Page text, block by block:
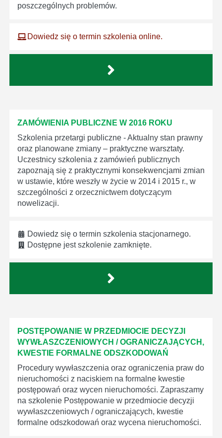
poszczególnych problemów.
Dowiedz się o termin szkolenia online.
ZAMÓWIENIA PUBLICZNE W 2016 ROKU
Szkolenia przetargi publiczne - Aktualny stan prawny
oraz planowane zmiany – praktyczne warsztaty.
Uczestnicy szkolenia z zamówień publicznych
zapoznają się z praktycznymi konsekwencjami zmian
w ustawie, które weszły w życie w 2014 i 2015 r., w
szczególności z orzecznictwem dotyczącym
nowelizacji.
Dowiedz się o termin szkolenia stacjonarnego.
Dostępne jest szkolenie zamknięte.
POSTĘPOWANIE W PRZEDMIOCIE DECYZJI
WYWŁASZCZENIOWYCH / OGRANICZAJĄCYCH,
KWESTIE FORMALNE ODSZKODOWAŃ
Procedury wywłaszczenia oraz ograniczenia praw do
nieruchomości z naciskiem na formalne kwestie
postępowań oraz wycen nieruchomości. Zapraszamy
na szkolenie Postępowanie w przedmiocie decyzji
wywłaszczeniowych / ograniczających, kwestie
formalne odszkodowań oraz wycena nieruchomości.